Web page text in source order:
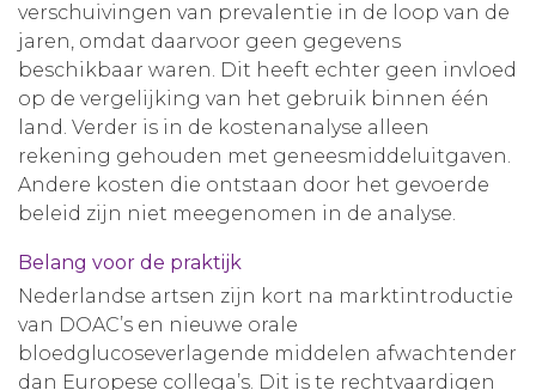
verschuivingen van prevalentie in de loop van de
jaren, omdat daarvoor geen gegevens
beschikbaar waren. Dit heeft echter geen invloed
op de vergelijking van het gebruik binnen één
land. Verder is in de kostenanalyse alleen
rekening gehouden met geneesmiddeluitgaven.
Andere kosten die ontstaan door het gevoerde
beleid zijn niet meegenomen in de analyse.
Belang voor de praktijk
Nederlandse artsen zijn kort na marktintroductie
van DOAC’s en nieuwe orale
bloedglucoseverlagende middelen afwachtender
dan Europese collega’s. Dit is te rechtvaardigen